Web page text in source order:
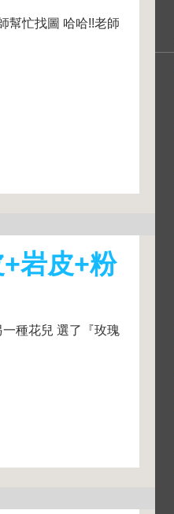
幫忙找圖 哈哈!!老師
岩皮+粉
種花兒 選了『玫瑰